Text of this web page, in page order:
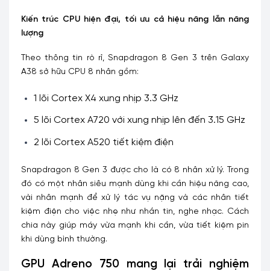
Kiến trúc CPU hiện đại, tối ưu cả hiệu năng lẫn năng
lượng
Theo thông tin rò rỉ, Snapdragon 8 Gen 3 trên Galaxy
A38 sở hữu CPU 8 nhân gồm:
1 lõi Cortex X4 xung nhịp 3.3 GHz
5 lõi Cortex A720 với xung nhịp lên đến 3.15 GHz
2 lõi Cortex A520 tiết kiệm điện
Snapdragon 8 Gen 3 được cho là có 8 nhân xử lý. Trong
đó có một nhân siêu mạnh dùng khi cần hiệu năng cao,
vài nhân mạnh để xử lý tác vụ nặng và các nhân tiết
kiệm điện cho việc nhẹ như nhắn tin, nghe nhạc. Cách
chia này giúp máy vừa mạnh khi cần, vừa tiết kiệm pin
khi dùng bình thường.
GPU Adreno 750 mang lại trải nghiệm